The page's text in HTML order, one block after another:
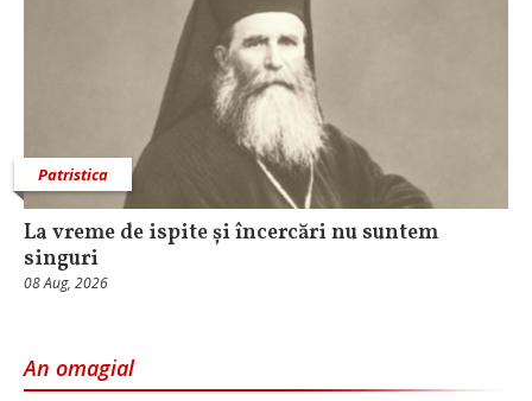
Patristica
La vreme de ispite și încercări nu suntem
singuri
08 Aug, 2026
An omagial